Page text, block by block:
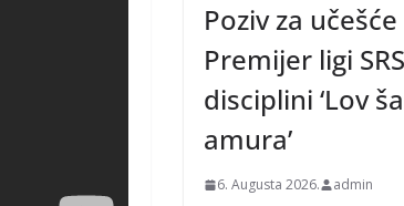
Poziv za učešće
Premijer ligi
disciplini ‘Lov
amura’
6. Augusta 2026. admin